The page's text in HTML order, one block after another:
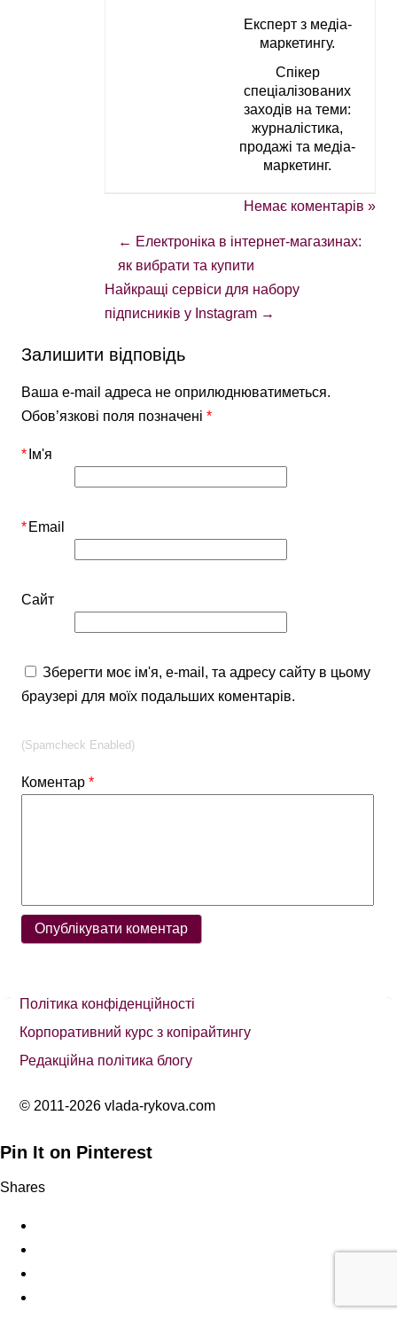
Експерт з медіа-
маркетингу.
Спікер
спеціалізованих
заходів на теми:
журналістика,
продажі та медіа-
маркетинг.
Немає коментарів »
← Електроніка в інтернет-магазинах:
як вибрати та купити
Найкращі сервіси для набору
підписників у Instagram →
Залишити відповідь
Ваша e-mail адреса не оприлюднюватиметься.
Обов’язкові поля позначені*
Коментар*
Ім'я
*
Email
*
Сайт
Зберегти моє ім'я, e-mail, та адресу сайту в цьому
браузері для моїх подальших коментарів.
(Spamcheck Enabled)
Політика конфіденційності
Корпоративний курс з копірайтингу
Редакційна політика блогу
© 2011-2026 vlada-rykova.com
Pin It on Pinterest
Shares